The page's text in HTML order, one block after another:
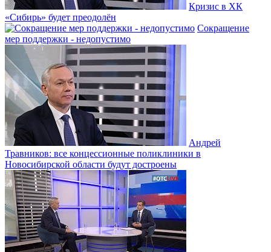
Кризис в ХК
«Сибирь» будет преодолён
Сокращение
мер поддержки - недопустимо
Андрей
Травников: все концессионные поликлиники в
Новосибирской области будут достроены